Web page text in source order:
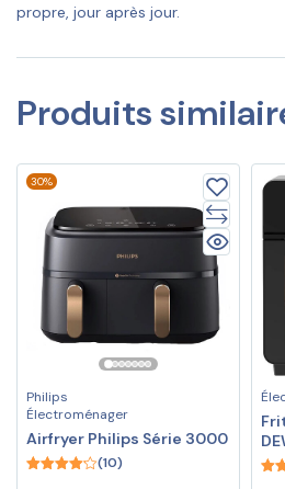
propre, jour après jour.
Produits
30%
Philips
Électroménager
Airfryer Philips Série 3000
(10)
–